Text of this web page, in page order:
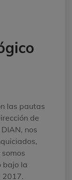
las pautas
de
nos
bajo la
2017.